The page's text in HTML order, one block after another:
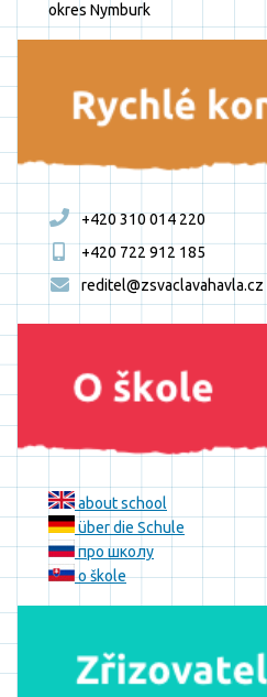
okres Nymburk
+420 310 014 220
+420 722 912 185
reditel@zsvaclavahavla.cz
about school
über die Schule
про школу
o škole